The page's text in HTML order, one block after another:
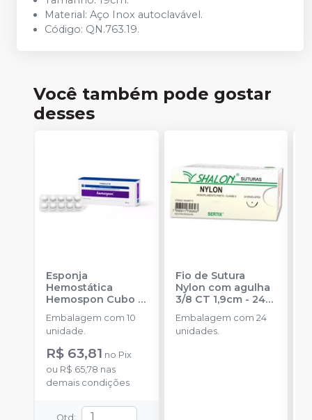
Material: Aço Inox autoclavável.
Código: QN.763.19.
Você também pode gostar
desses
Esponja
Hemostática
Hemospon Cubo -
10 unidades
MAQUIRA
Embalagem com 10
unidade.
R$ 63,81 no Pix
ou R$ 65,78 nas
demais condições
Qtd :
Fio de Sutura
Nylon com agulha
3/8 CT 1,9cm - 24
unidades
SHALON
Embalagem com 24
unidades.